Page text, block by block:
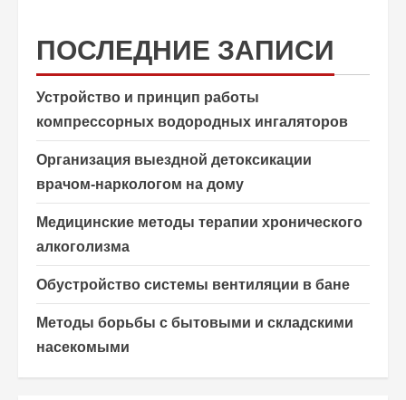
ПОСЛЕДНИЕ ЗАПИСИ
Устройство и принцип работы
компрессорных водородных ингаляторов
Организация выездной детоксикации
врачом-наркологом на дому
Медицинские методы терапии хронического
алкоголизма
Обустройство системы вентиляции в бане
Методы борьбы с бытовыми и складскими
насекомыми